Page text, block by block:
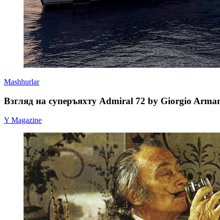
Mashhurlar
Взгляд на суперъяхту Admiral 72 by Giorgio
Y Magazine